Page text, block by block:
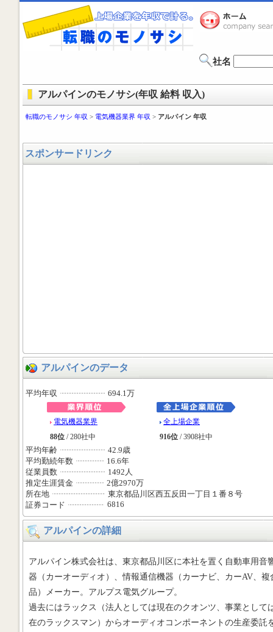
社名
アルパインのモノサシ(年収 給料 収入)
転職のモノサシ 年収 > 電気機器業界 年収 > アルパイン 年収
スポンサードリンク
アルパインのデータ
平均年収 694.1万
電気機器業界
88位 / 280社中
全上場企業
916位 / 3908社中
平均年齢
42.9歳
平均勤続年数
16.6年
従業員数
1492人
推定生涯賃金
2億2970万
所在地
東京都品川区西五反田一丁目１番８号
証券コード
6816
アルパインの詳細
アルパイン株式会社は、東京都品川区に本社を置く自動車用音
器（カーオーディオ）、情報通信機器（カーナビ、カーAV、複
品）メーカー。アルプス電気グループ。
過去にはラックス（法人としては現在のクオンツ、事業として
在のラックスマン）からオーディオコンポーネントの生産委託